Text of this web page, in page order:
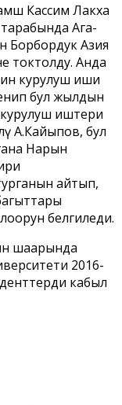
Кассим Лакха
Ага-
Борбордук Азия
токтолду. Анда
курулуш иши
бул жылдын
иштери
А.Кайыпов, бул
Нарын
айтып,
белгиледи.
шаарында
2016-
кабыл